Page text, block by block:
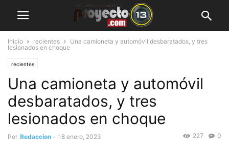
Inicio recientes
Una camioneta y automóvil desbaratados, y tres
lesionados en choque
recientes
Una camioneta y automóvil
desbaratados, y tres
lesionados en choque
Por Redaccion - 18 enero, 2023 0
227